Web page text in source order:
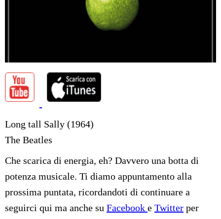
Long tall Sally (1964)
The Beatles
Che scarica di energia, eh? Davvero una botta di
potenza musicale. Ti diamo appuntamento alla
prossima puntata, ricordandoti di continuare a
seguirci qui ma anche su Facebook e Twitter per